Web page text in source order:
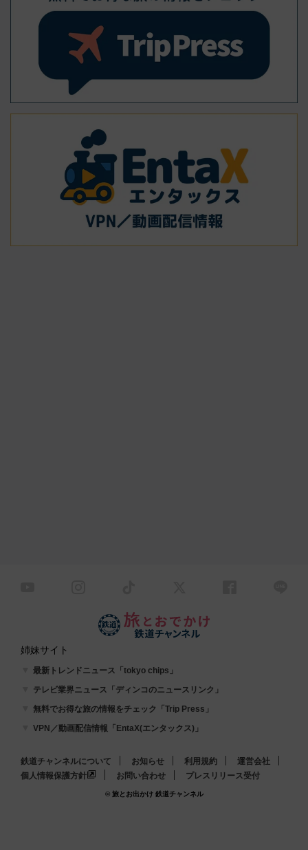
姉妹サイト
最新トレンドニュース「tokyo chips」
テレビ業界ニュース「ディンコのニュースリンク」
無料でお得な旅の情報をチェック「Trip Press」
VPN／動画配信情報「EntaX(エンタックス)」
鉄道チャンネルについて お知らせ 利用規約
運営会社
個人情報保護方針
お問い合わせ プレスリリース受付
© 旅とお出かけ 鉄道チャンネル